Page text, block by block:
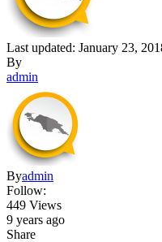
Last updated: January 23,
By
admin
Byadmin
Follow:
449 Views
9 years ago
Share